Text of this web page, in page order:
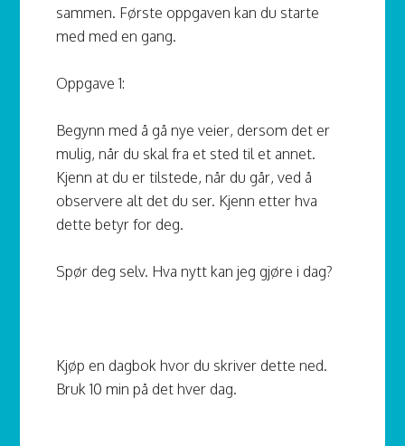
sammen. Første oppgaven kan du starte
med med en gang.
Oppgave 1:
Begynn med å gå nye veier, dersom det er
mulig, når du skal fra et sted til et annet.
Kjenn at du er tilstede, når du går, ved å
observere alt det du ser. Kjenn etter hva
dette betyr for deg.
Spør deg selv. Hva nytt kan jeg gjøre i dag?
Kjøp en dagbok hvor du skriver dette ned.
Bruk 10 min på det hver dag.